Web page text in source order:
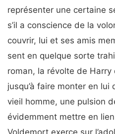
représenter une certaine
s’il a conscience de la
couvrir, lui et ses amis
sent en quelque sorte
roman, la révolte de
jusqu’à faire monter en
vieil homme, une pulsion
évidemment mettre en lien
Voldemort exerce sur